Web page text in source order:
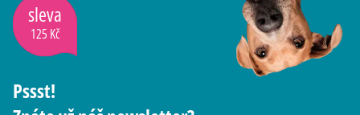
sleva
125 Kč
Pssst!